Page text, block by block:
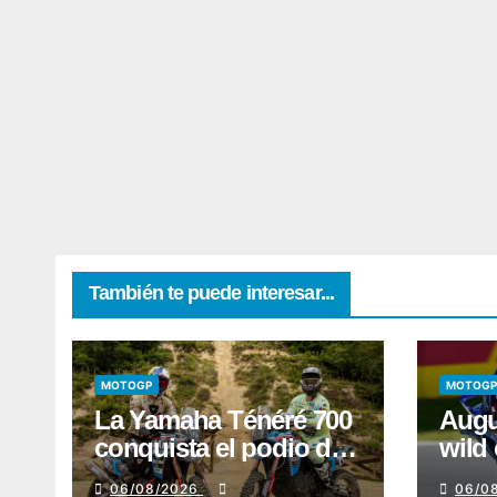
También te puede interesar...
MOTOGP
La Yamaha Ténéré 700
conquista el podio del
Red Bull Romaniacs
06/08/2026
MOTOGP
wild
en
06/